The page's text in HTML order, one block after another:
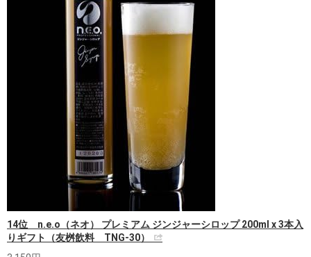
14位 n.e.o（ネオ） プレミアム ジンジャーシロップ 200ml x 3本入
りギフト（友桝飲料 TNG-30）